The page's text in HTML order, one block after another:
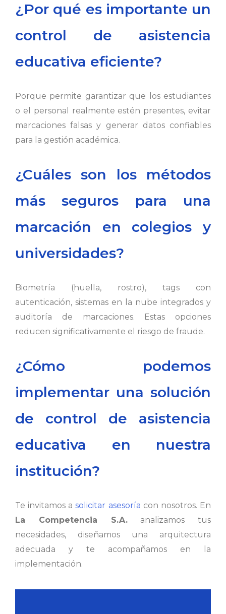
¿Por qué es importante un
control de asistencia
educativa eficiente?
Porque permite garantizar que los estudiantes
o el personal realmente estén presentes, evitar
marcaciones falsas y generar datos confiables
para la gestión académica.
¿Cuáles son los métodos
más seguros para una
marcación en colegios y
universidades?
Biometría (huella, rostro), tags con
autenticación, sistemas en la nube integrados y
auditoría de marcaciones. Estas opciones
reducen significativamente el riesgo de fraude.
¿Cómo podemos
implementar una solución
de control de asistencia
educativa en nuestra
institución?
Te invitamos asolicitar asesoría con nosotros. En
La Competencia S.A.analizamos tus
necesidades, diseñamos una arquitectura
adecuada y te acompañamos en la
implementación.